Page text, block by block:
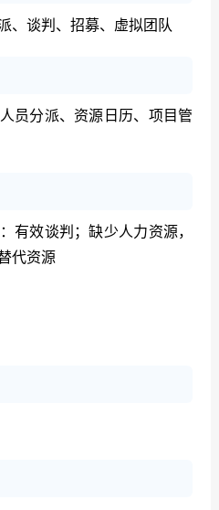
、谈判、招募、虚拟团队
员分派、资源日历、项目管
有效谈判；缺少人力资源，
代资源